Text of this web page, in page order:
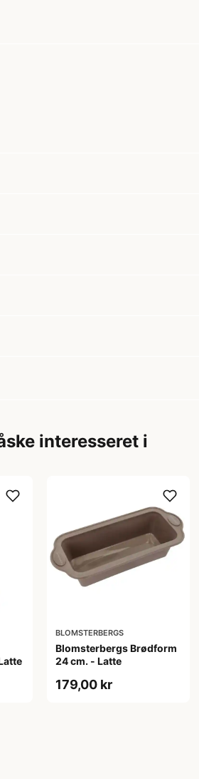
interesseret i
BLOMSTERBERGS
Blomsterbergs Brødform
24 cm. - Latte
179,00 kr